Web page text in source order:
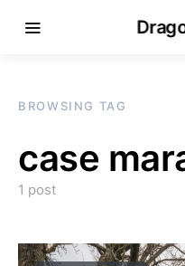
BROWSING TAG
case
1 post